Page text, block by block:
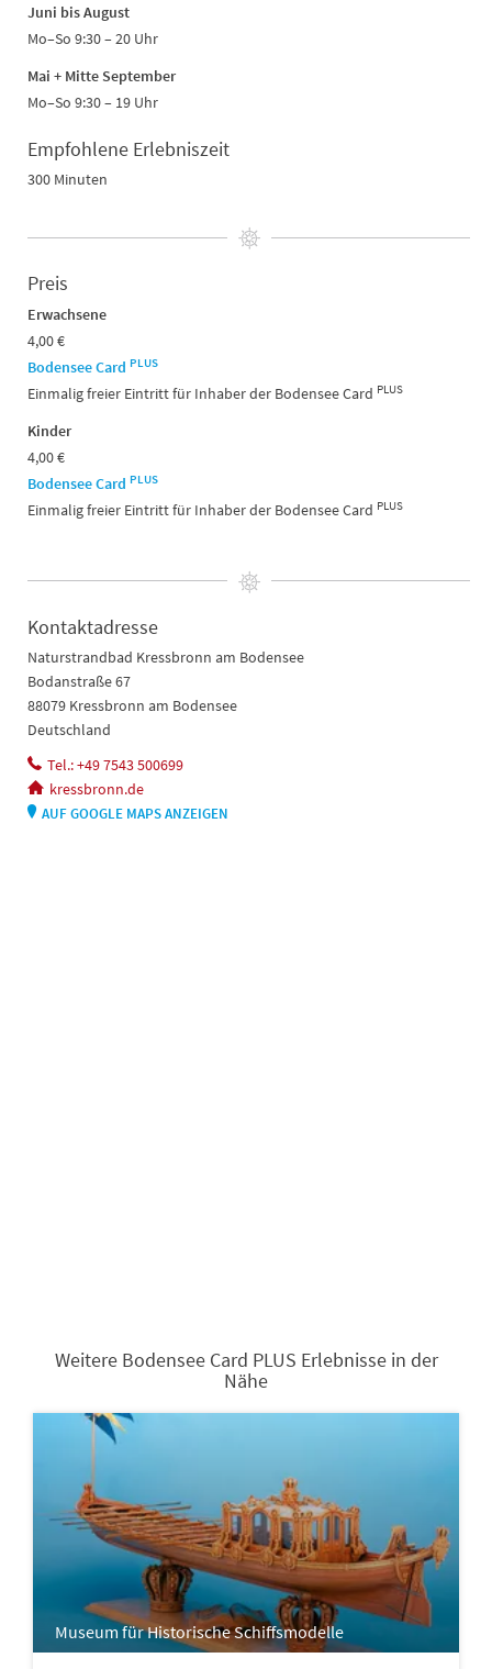
Juni bis August
Mo–So 9:30 – 20 Uhr
Mai + Mitte September
Mo–So 9:30 – 19 Uhr
Empfohlene Erlebniszeit
300 Minuten
Preis
Erwachsene
4,00 €
Bodensee Card PLUS
Einmalig freier Eintritt für Inhaber der Bodensee Card PLUS
Kinder
4,00 €
Bodensee Card PLUS
Einmalig freier Eintritt für Inhaber der Bodensee Card PLUS
Kontaktadresse
Naturstrandbad Kressbronn am Bodensee
Bodanstraße 67
88079 Kressbronn am Bodensee
Deutschland
Tel.: +49 7543 500699
kressbronn.de
AUF GOOGLE MAPS ANZEIGEN
Weitere Bodensee Card PLUS Erlebnisse in der
Nähe
Museum für Historische Schiffsmodelle